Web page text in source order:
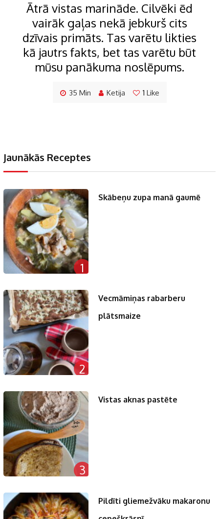
Ātrā vistas marināde. Cilvēki ēd
vairāk gaļas nekā jebkurš cits
dzīvais primāts. Tas varētu likties
kā jautrs fakts, bet tas varētu būt
mūsu panākuma noslēpums.
35 Min Ketija 1 Like
Jaunākās Receptes
1
Skābeņu zupa manā gaumē
2
Vecmāmiņas rabarberu
plātsmaize
3
Vistas aknas pastēte
Pildīti gliemežvāku makaronu